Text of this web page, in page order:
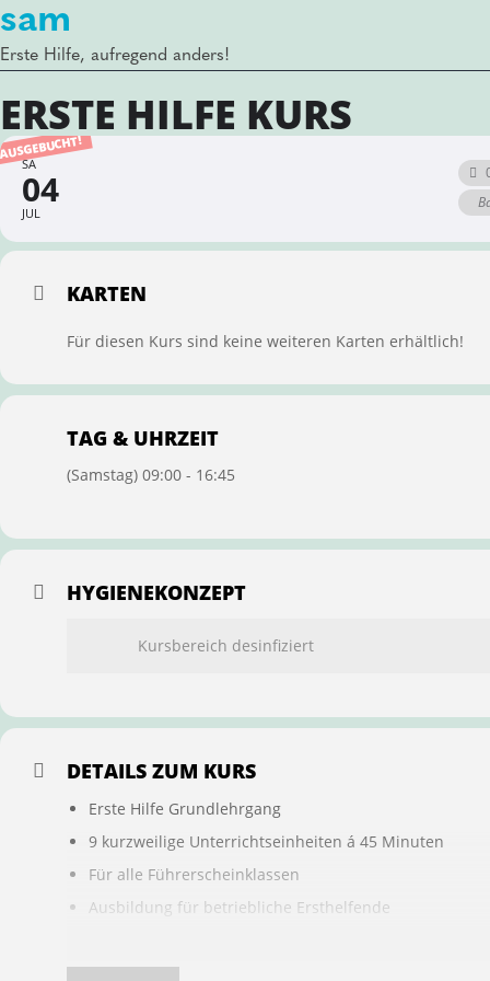
sam
Erste Hilfe, aufregend anders!
ERSTE HILFE KURS
SA
04
JUL
KARTEN
Für diesen Kurs sind keine weiteren Karten erhältlich!
TAG & UHRZEIT
(Samstag) 09:00 - 16:45
HYGIENEKONZEPT
Kursbereich desinfiziert
DETAILS ZUM KURS
Erste Hilfe Grundlehrgang
9 kurzweilige Unterrichtseinheiten á 45 Minuten
Für alle Führerscheinklassen
Ausbildung für betriebliche Ersthelfende